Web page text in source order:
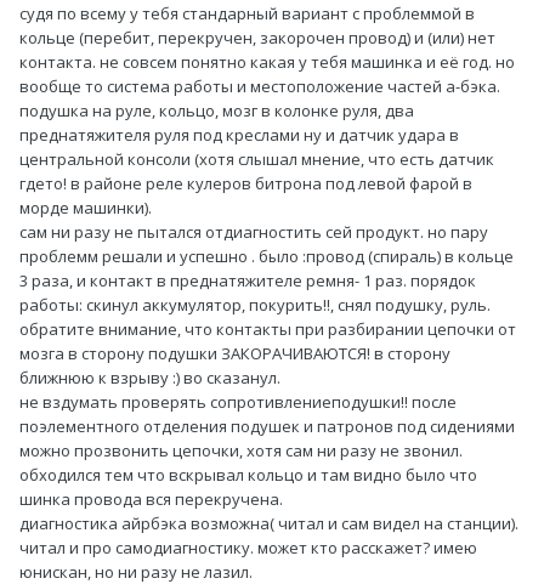
судя по всему у тебя стандарный вариант с проблеммой в
кольце (перебит, перекручен, закорочен провод) и (или) нет
контакта. не совсем понятно какая у тебя машинка и её год. но
вообще то система работы и местоположение частей а-бэка.
подушка на руле, кольцо, мозг в колонке руля, два
преднатяжителя руля под креслами ну и датчик удара в
центральной консоли (хотя слышал мнение, что есть датчик
гдето! в районе реле кулеров битрона под левой фарой в
морде машинки).
сам ни разу не пытался отдиагностить сей продукт. но пару
проблемм решали и успешно . было :провод (спираль) в кольце
3 раза, и контакт в преднатяжителе ремня- 1 раз. порядок
работы: скинул аккумулятор, покурить!!, снял подушку, руль.
обратите внимание, что контакты при разбирании цепочки от
мозга в сторону подушки ЗАКОРАЧИВАЮТСЯ! в сторону
ближнюю к взрыву :) во сказанул.
не вздумать проверять сопротивлениеподушки!! после
поэлементного отделения подушек и патронов под сидениями
можно прозвонить цепочки, хотя сам ни разу не звонил.
обходился тем что вскрывал кольцо и там видно было что
шинка провода вся перекручена.
диагностика айрбэка возможна( читал и сам видел на станции).
читал и про самодиагностику. может кто расскажет? имею
юнискан, но ни разу не лазил.